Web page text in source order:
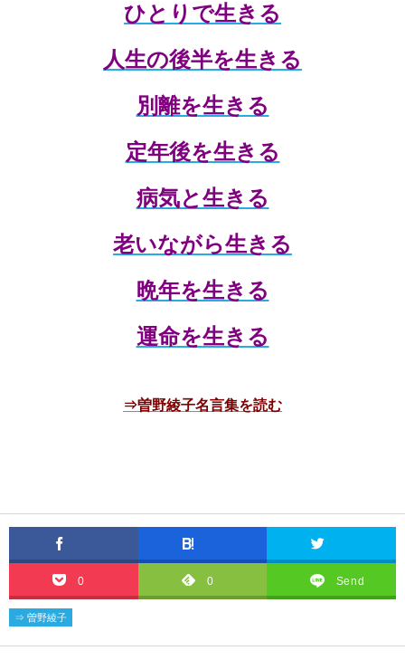
ひとりで生きる
人生の後半を生きる
別離を生きる
定年後を生きる
病気と生きる
老いながら生きる
晩年を生きる
運命を生きる
⇒曽野綾子名言集を読む
0 0 Send
⇒ 曽野綾子